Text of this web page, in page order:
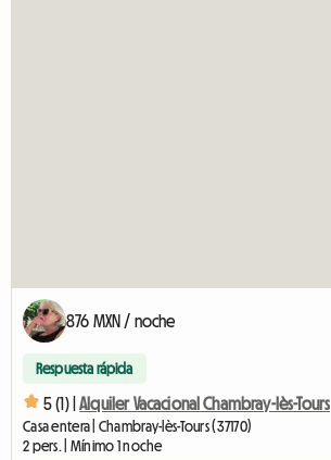
876 MXN / noche
Respuesta rápida
5 (1) | Alquiler Vacacional Chambray-lès-Tours
Casa entera | Chambray-lès-Tours (37170)
2 pers. | Mínimo 1 noche